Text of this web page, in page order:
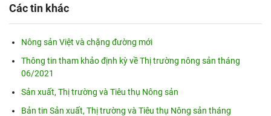
Các tin khác
Nông sản Việt và chặng đường mới
Thông tin tham khảo định kỳ về Thị trường nông sản tháng
06/2021
Sản xuất, Thị trường và Tiêu thụ Nông sản
Bản tin Sản xuất, Thị trường và Tiêu thụ Nông sản tháng